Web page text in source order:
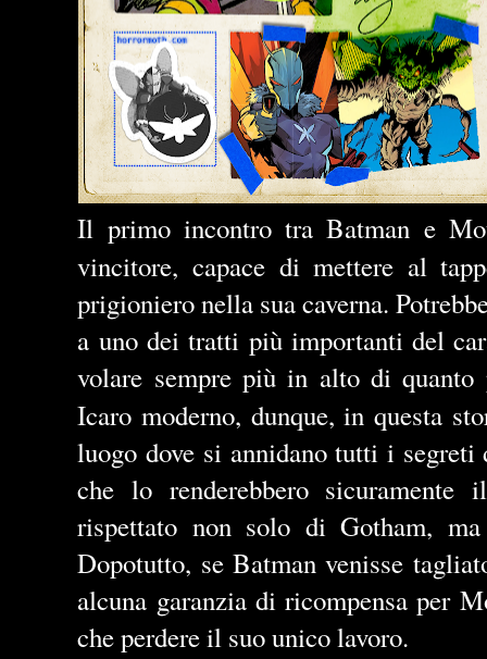
Il primo incontro tra Batman e
vincitore, capace di mettere al
prigioniero nella sua caverna.
a uno dei tratti più importanti del
volare sempre più in alto di
Icaro moderno, dunque, in questa
luogo dove si annidano tutti i segreti
che lo renderebbero
rispettato non solo di Gotham,
Dopotutto, se Batman venisse
alcuna garanzia di ricompensa per
che perdere il suo unico lavoro.